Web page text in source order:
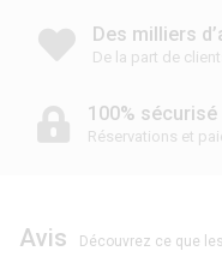
Des milliers
De la part de
100% sécurisé
Réservations et
Avis Découvrez ce que